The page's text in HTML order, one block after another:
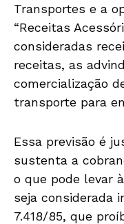
Transportes e a
“Receitas
consideradas
receitas, as
comercialização
transporte para
Essa previsão é
sustenta a
o que pode levar
seja considerada
7.418/85, que